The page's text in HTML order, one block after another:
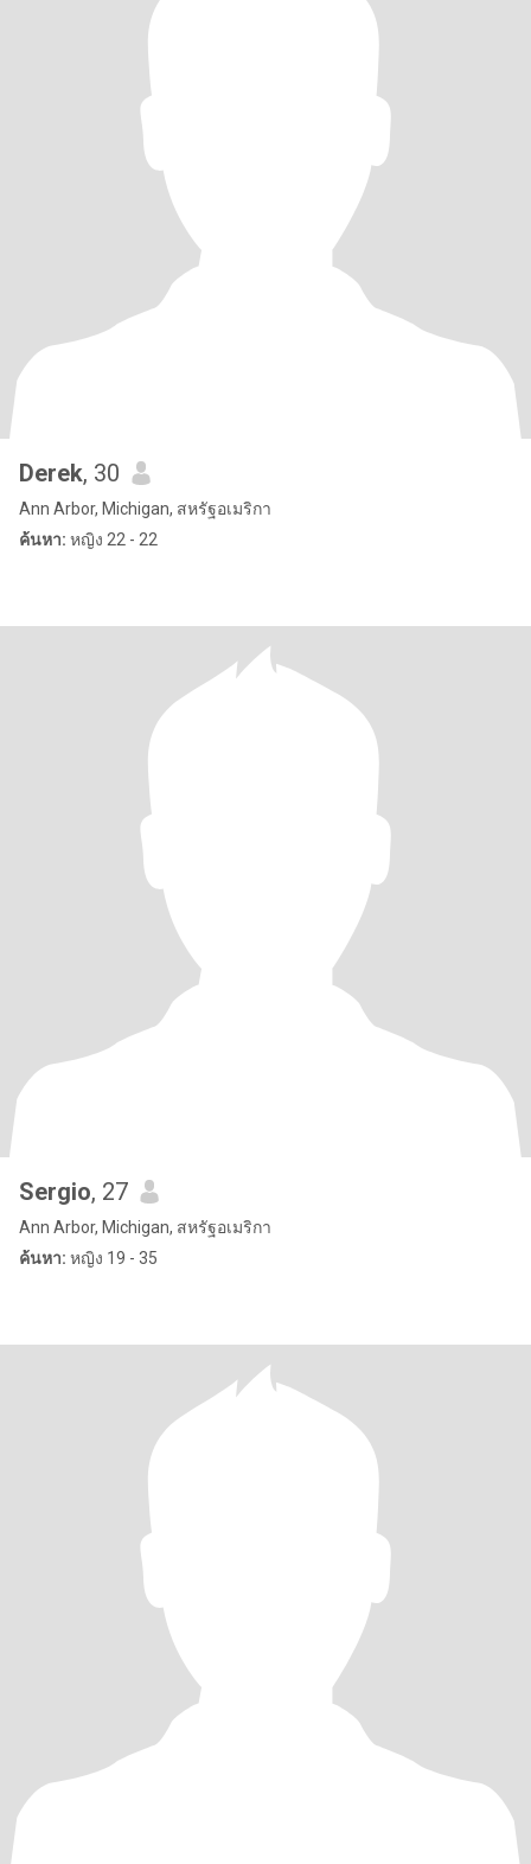
Derek, 30
Ann Arbor, Michigan, สหรัฐอเมริกา
ค้นหา: หญิง 22 - 22
Sergio, 27
Ann Arbor, Michigan, สหรัฐอเมริกา
ค้นหา: หญิง 19 - 35